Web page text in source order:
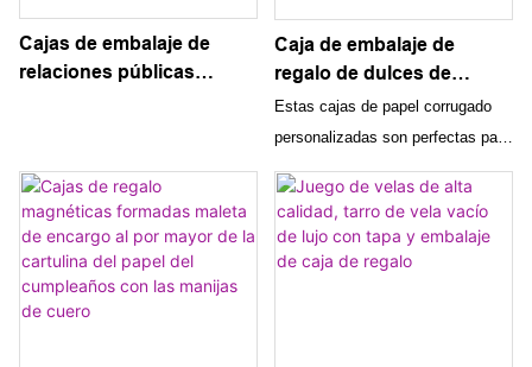
Cajas de embalaje de
relaciones públicas
y corrugadas de lujo
Caja de embalaje de
regalo de dulces de
chocolate con decoración
navideña personalizada,
para regalo de Navidad
Estas cajas de papel corrugado
personalizadas son perfectas para
empaquetar regalos navideños de
dulces de chocolate. Los diseños
decorativos los convierten en una
opción festiva y única para